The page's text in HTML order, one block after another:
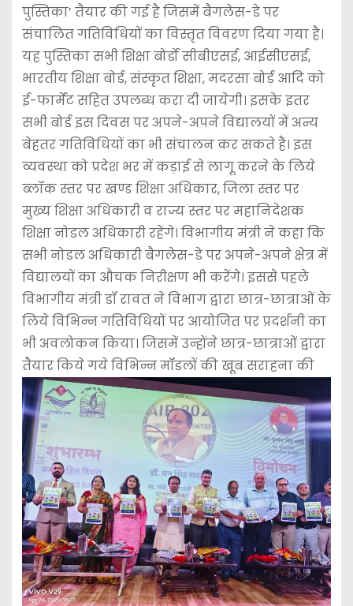
पुस्तिका’ तैयार की गई है जिसमें बैगलेस-डे पर
संचालित गतिविधियों का विस्तृत विवरण दिया गया है।
यह पुस्तिका सभी शिक्षा बोर्डो सीबीएसई, आईसीएसई,
भारतीय शिक्षा बोर्ड, संस्कृत शिक्षा, मदरसा बोर्ड आदि को
ई-फार्मेट सहित उपलब्ध करा दी जायेगी। इसके इतर
सभी बोर्ड इस दिवस पर अपने-अपने विद्यालयों में अन्य
बेहतर गतिविधियों का भी संचालन कर सकते हैं। इस
व्यवस्था को प्रदेश भर में कड़ाई से लागू करने के लिये
ब्लॉक स्तर पर खण्ड शिक्षा अधिकार, जिला स्तर पर
मुख्य शिक्षा अधिकारी व राज्य स्तर पर महानिदेशक
शिक्षा नोडल अधिकारी रहेंगे। विभागीय मंत्री ने कहा कि
सभी नोडल अधिकारी बैगलेस-डे पर अपने-अपने क्षेत्र में
विद्यालयों का औचक निरीक्षण भी करेंगे। इससे पहले
विभागीय मंत्री डॉ रावत ने विभाग द्वारा छात्र-छात्राओं के
लिये विभिन्न गतिविधियों पर आयोजित पर प्रदर्शनी का
भी अवलोकन किया। जिसमें उन्होंने छात्र-छात्राओं द्वारा
तैयार किये गये विभिन्न मॉडलों की खूब सराहना की